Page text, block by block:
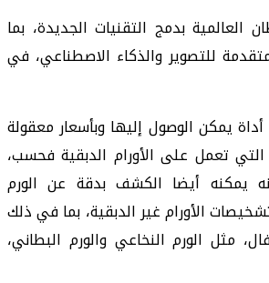
العالمية بدمج التقنيات الجديدة، بما
للتصوير والذكاء الاصطناعي، في
يمكن الوصول إليها وبأسعار معقولة
تعمل على الأورام الدبقية فحسب،
يمكنه أيضا الكشف بدقة عن الورم
الأورام غير الدبقية، بما في ذلك
مثل الورم النخاعي والورم البطاني،